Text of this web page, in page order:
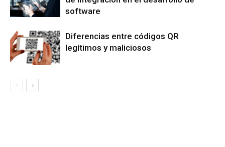
software
Diferencias entre códigos QR
legítimos y maliciosos